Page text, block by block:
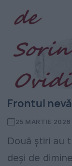
Frontul
25 MARTIE 2026
Două ştiri au
deşi de